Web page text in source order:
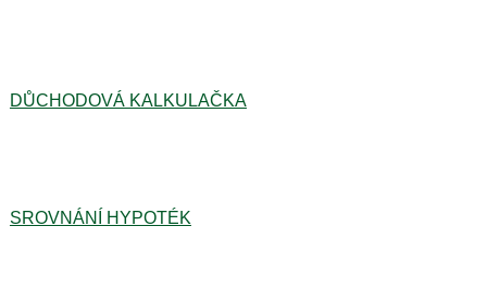
DŮCHODOVÁ KALKULAČKA
SROVNÁNÍ HYPOTÉK